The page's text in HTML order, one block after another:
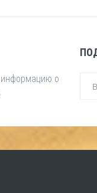
информацию о